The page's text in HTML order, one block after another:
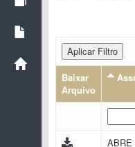
Aplicar Filtro
Baixar
Arquivo
ABRE